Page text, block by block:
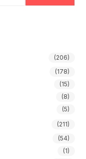
(206)
(178)
(15)
(8)
(5)
(211)
(54)
(1)